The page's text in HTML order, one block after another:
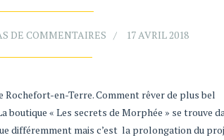
DE COMMENTAIRES 17 AVRIL 2018
en-Terre. Comment rêver de plus bel
boutique « Les secrets de Morphée » se trouve
différemment mais c’est la prolongation du